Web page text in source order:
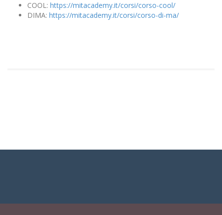
COOL: https://mitacademy.it/corsi/corso-cool/
DIMA: https://mitacademy.it/corsi/corso-di-ma/